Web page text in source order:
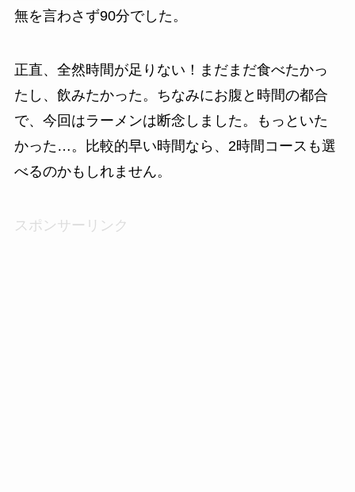
無を言わさず90分でした。
正直、全然時間が足りない！まだまだ食べたかっ
たし、飲みたかった。ちなみにお腹と時間の都合
で、今回はラーメンは断念しました。もっといた
かった…。比較的早い時間なら、2時間コースも選
べるのかもしれません。
スポンサーリンク